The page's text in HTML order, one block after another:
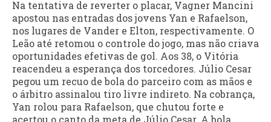
Na tentativa de reverter o placar, Vagner Mancini
apostou nas entradas dos jovens Yan e Rafaelson,
nos lugares de Vander e Elton, respectivamente. O
Leão até retomou o controle do jogo, mas não criava
oportunidades efetivas de gol. Aos 38, o Vitória
reacendeu a esperança dos torcedores. Júlio Cesar
pegou um recuo de bola do parceiro com as mãos e
o árbitro assinalou tiro livre indireto. Na cobrança,
Yan rolou para Rafaelson, que chutou forte e